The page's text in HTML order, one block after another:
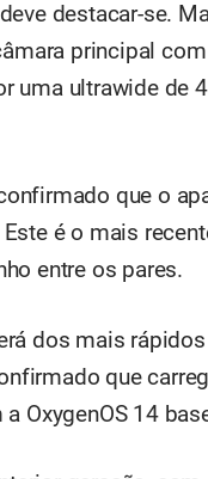
destacar-se.
principal
uma ultrawide de
que o
é o mais
entre os pares.
dos mais
que
OxygenOS 14